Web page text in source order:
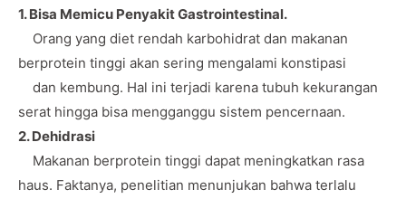
1. Bisa Memicu Penyakit Gastrointestinal.
Orang yang diet rendah karbohidrat dan makanan
berprotein tinggi akan sering mengalami konstipasi
dan kembung. Hal ini terjadi karena tubuh kekurangan
serat hingga bisa mengganggu sistem pencernaan.
2. Dehidrasi
Makanan berprotein tinggi dapat meningkatkan rasa
haus. Faktanya, penelitian menunjukan bahwa terlalu